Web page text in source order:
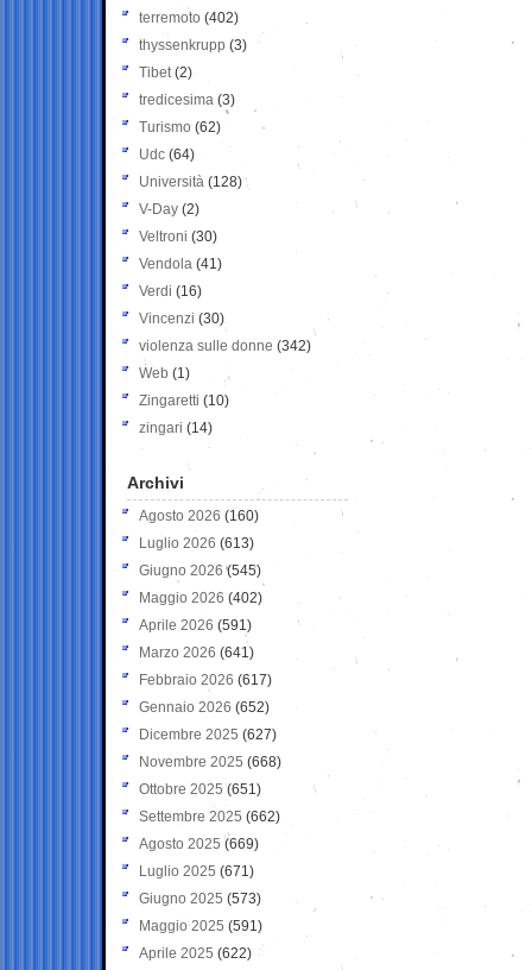
terremoto (402)
thyssenkrupp (3)
Tibet(2)
tredicesima (3)
Turismo (62)
Udc (64)
Università (128)
V-Day (2)
Veltroni (30)
Vendola (41)
Verdi (16)
Vincenzi (30)
violenza sulle donne (342)
Web (1)
Zingaretti (10)
zingari (14)
Archivi
Agosto 2026 (160)
Luglio 2026 (613)
Giugno 2026 (545)
Maggio 2026 (402)
Aprile 2026 (591)
Marzo 2026 (641)
Febbraio 2026 (617)
Gennaio 2026 (652)
Dicembre 2025 (627)
Novembre 2025 (668)
Ottobre 2025 (651)
Settembre 2025 (662)
Agosto 2025 (669)
Luglio 2025 (671)
Giugno 2025 (573)
Maggio 2025 (591)
Aprile 2025 (622)